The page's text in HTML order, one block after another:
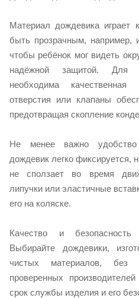
Материал дождевика
быть прозрачным, например,
чтобы ребёнок мог видеть
надёжной защитой. Для
необходима качественная
отверстия или клапаны
предотвращая скопление
Не менее важно удобство
дождевик легко фиксируется,
не сползает во время
липучки или эластичные
его на коляске.
Качество и
Выбирайте дождевики,
чистых материалов, без
проверенных
срок службы изделия и его